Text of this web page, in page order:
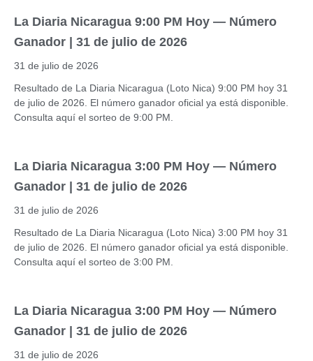
La Diaria Nicaragua 9:00 PM Hoy — Número
Ganador | 31 de julio de 2026
31 de julio de 2026
Resultado de La Diaria Nicaragua (Loto Nica) 9:00 PM hoy 31
de julio de 2026. El número ganador oficial ya está disponible.
Consulta aquí el sorteo de 9:00 PM.
La Diaria Nicaragua 3:00 PM Hoy — Número
Ganador | 31 de julio de 2026
31 de julio de 2026
Resultado de La Diaria Nicaragua (Loto Nica) 3:00 PM hoy 31
de julio de 2026. El número ganador oficial ya está disponible.
Consulta aquí el sorteo de 3:00 PM.
La Diaria Nicaragua 3:00 PM Hoy — Número
Ganador | 31 de julio de 2026
31 de julio de 2026